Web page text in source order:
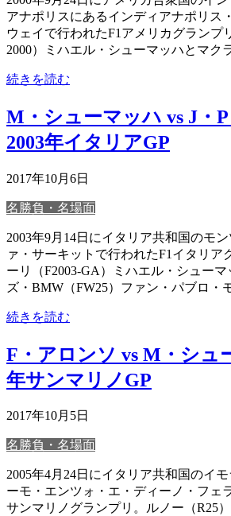
アナポリスにあるインディアナポリス
ウェイで行われたF1アメリカグランプ
2000）ミハエル・シューマッハとマク
続きを読む
M・シューマッハ vs J・
2003年イタリアGP
2017年10月6日
名勝負・名場面
2003年9月14日にイタリア共和国のモ
ァ・サーキットで行われたF1イタリア
ーリ（F2003-GA）ミハエル・シュー
ズ・BMW（FW25）ファン・パブロ・
続きを読む
F・アロンソ vs M・シュ
年サンマリノGP
2017年10月5日
名勝負・名場面
2005年4月24日にイタリア共和国のイ
ーモ・エンツォ・エ・ディーノ・フェ
サンマリノグランプリ。ルノー（R25